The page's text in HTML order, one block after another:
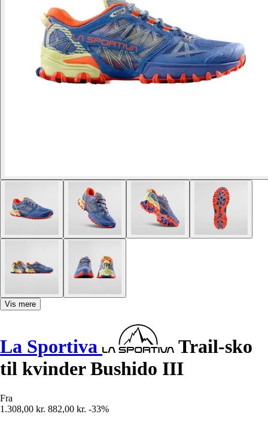
Vis mere
La Sportiva
Trail-sko
til kvinder Bushido III
Fra
1.308,00 kr. 882,00 kr. -33%